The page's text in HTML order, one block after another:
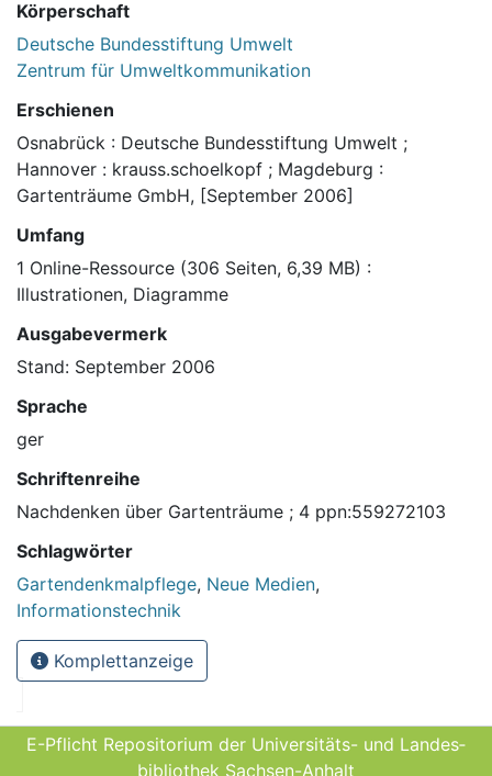
Körperschaft
Deutsche Bundesstiftung Umwelt
Zentrum für Umweltkommunikation
Erschienen
Osnabrück : Deutsche Bundesstiftung Umwelt ;
Hannover : krauss.schoelkopf ; Magdeburg :
Gartenträume GmbH, [September 2006]
Umfang
1 Online-Ressource (306 Seiten, 6,39 MB) :
Illustrationen, Diagramme
Ausgabevermerk
Stand: September 2006
Sprache
ger
Schriftenreihe
Nachdenken über Gartenträume ; 4 ppn:559272103
Schlagwörter
Gartendenkmalpflege, Neue Medien,
Informationstechnik
Komplettanzeige
E-Pflicht Repositorium der Universitäts- und Landes­
bibliothek Sachsen-Anhalt